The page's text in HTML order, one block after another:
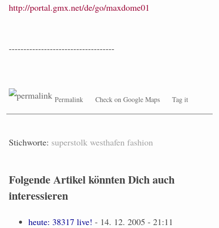
http://portal.gmx.net/de/go/maxdome01
------------------------------------
Permalink Check on Google Maps Tag it
Stichworte: superstolk westhafen fashion
Folgende Artikel könnten Dich auch
interessieren
heute: 38317 live! - 14. 12. 2005 - 21:11